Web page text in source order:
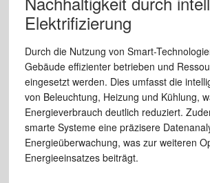
Elektrifizierung
Durch die Nutzung von Smart-
Gebäude effizienter betrieben und
eingesetzt werden. Dies umfasst die
von Beleuchtung, Heizung und Kühlung,
Energieverbrauch deutlich reduziert.
smarte Systeme eine präzisere
Energieüberwachung, was zur weiteren
Energieeinsatzes beiträgt.